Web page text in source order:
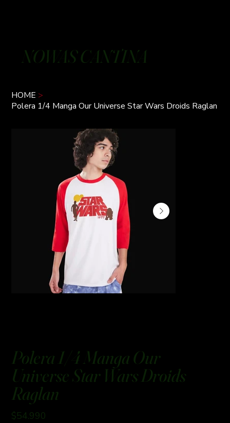
NOWAS CANTINA
HOME >
Polera 1/4 Manga Our Universe Star Wars Droids Raglan
Polera 1/4 Manga Our
Universe Star Wars Droids
Raglan
Precio
$54.990